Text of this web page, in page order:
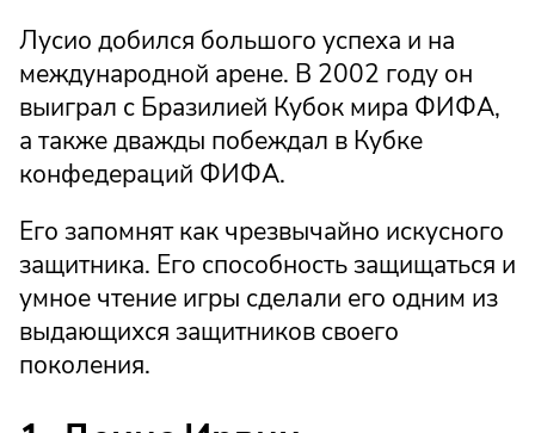
Лусио добился большого успеха и на
международной арене. В 2002 году он
выиграл с Бразилией Кубок мира ФИФА,
а также дважды побеждал в Кубке
конфедераций ФИФА.
Его запомнят как чрезвычайно искусного
защитника. Его способность защищаться и
умное чтение игры сделали его одним из
выдающихся защитников своего
поколения.